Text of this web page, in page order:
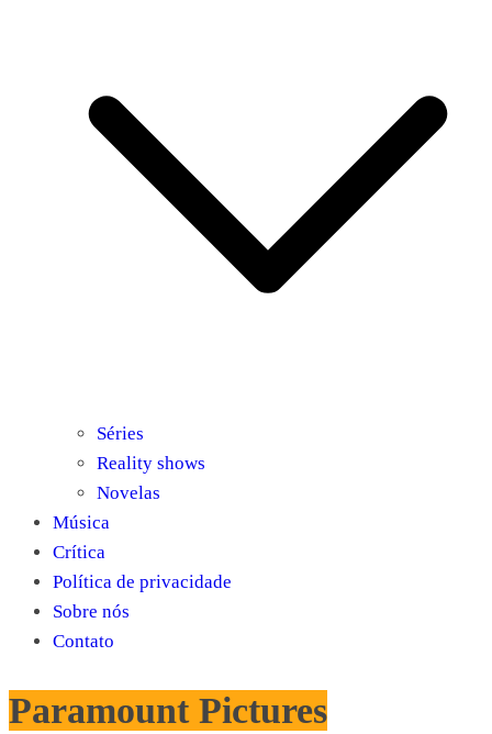
Séries
Reality shows
Novelas
Música
Crítica
Política de privacidade
Sobre nós
Contato
Paramount Pictures